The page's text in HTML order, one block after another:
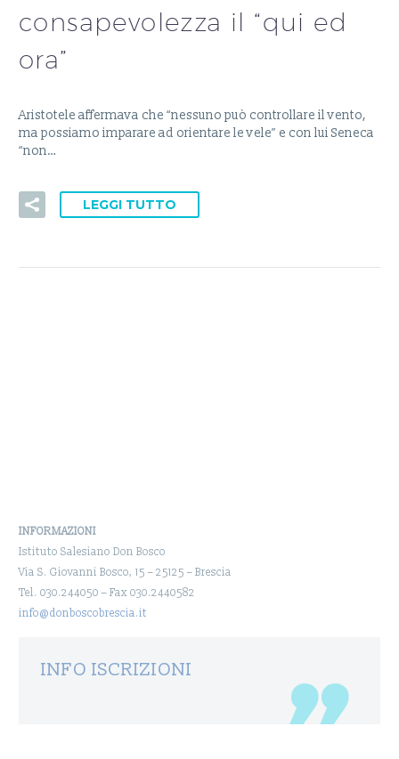
consapevolezza il “qui ed
ora”
Aristotele affermava che “nessuno può controllare il vento,
ma possiamo imparare ad orientare le vele” e con lui Seneca
“non…
LEGGI TUTTO
INFORMAZIONI
Istituto Salesiano Don Bosco
Via S. Giovanni Bosco, 15 – 25125 – Brescia
Tel. 030.244050 – Fax 030.2440582
info@donboscobrescia.it
INFO ISCRIZIONI